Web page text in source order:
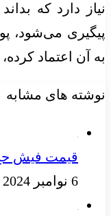
نیاز دارد که
پیگیری می‌شود،
به آن اعتماد
نوشته های مشابه
قیمت فیش
6 نوامبر 2024